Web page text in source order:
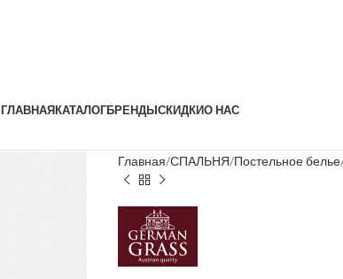
ГЛАВНАЯКАТАЛОГБРЕНДЫСКИДКИО НАС
Главная СПАЛЬНЯ Постельное белье